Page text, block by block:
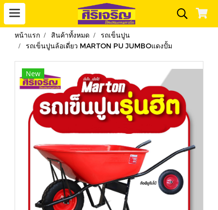
หน้าแรก สินค้าทั้งหมด
รถเข็นปูน
รถเข็นปูนล้อเดี่ยว MARTON PU JUMBOแดงปั้ม
New